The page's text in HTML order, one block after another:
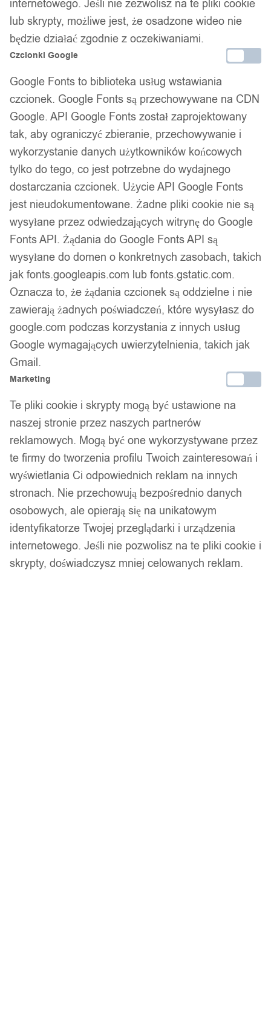
26,99zł
Darmowa dostawa od 90 zł
Dostawa w 24h
Zamówienia złożone do 14:00 wysyłamy tego samego dnia.
Dostawa w 24h
Zamówienia złożone do 14:00 wysyłamy tego samego dnia.
Kod produktu:T26
Dostępny w magazynie - szybka dostawa
Dodaj do koszyka
Zamówienia złożone do 14:00 w dni robocze wysyłamy tego
samego dnia.
Bezpieczne płatności
14 dni na zwrot
Gwarancja producenta
Wsparcie w zakupie
Podobne produkty
Produkty, które mogą Cię zainteresować
internetowego. Jeśli nie zezwolisz na te pliki cookie
lub skrypty, możliwe jest, że osadzone wideo nie
będzie działać zgodnie z oczekiwaniami.
Czcionki Google
Google Fonts to biblioteka usług wstawiania
czcionek. Google Fonts są przechowywane na CDN
Google. API Google Fonts został zaprojektowany
tak, aby ograniczyć zbieranie, przechowywanie i
wykorzystanie danych użytkowników końcowych
tylko do tego, co jest potrzebne do wydajnego
dostarczania czcionek. Użycie API Google Fonts
jest nieudokumentowane. Żadne pliki cookie nie są
wysyłane przez odwiedzających witrynę do Google
Fonts API. Żądania do Google Fonts API są
wysyłane do domen o konkretnych zasobach, takich
jak fonts.googleapis.com lub fonts.gstatic.com.
Oznacza to, że żądania czcionek są oddzielne i nie
zawierają żadnych poświadczeń, które wysyłasz do
google.com podczas korzystania z innych usług
Google wymagających uwierzytelnienia, takich jak
Gmail.
Marketing
Te pliki cookie i skrypty mogą być ustawione na
naszej stronie przez naszych partnerów
reklamowych. Mogą być one wykorzystywane przez
te firmy do tworzenia profilu Twoich zainteresowań i
wyświetlania Ci odpowiednich reklam na innych
stronach. Nie przechowują bezpośrednio danych
osobowych, ale opierają się na unikatowym
identyfikatorze Twojej przeglądarki i urządzenia
internetowego. Jeśli nie pozwolisz na te pliki cookie i
skrypty, doświadczysz mniej celowanych reklam.